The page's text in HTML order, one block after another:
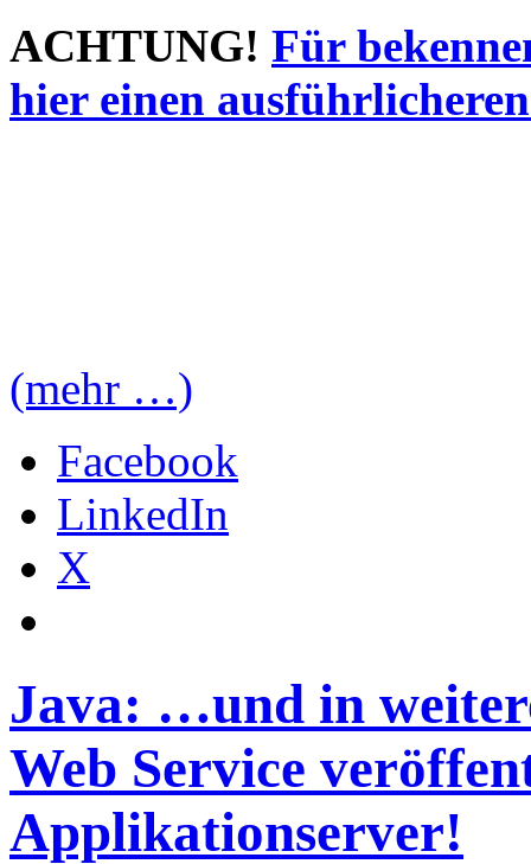
ACHTUNG! Für
hier einen
(mehr …)
Facebook
LinkedIn
X
Java: …und in
Web Service
Applikationserver!